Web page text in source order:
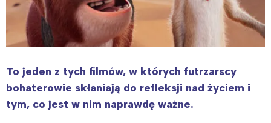
To jeden z tych filmów, w których futrzarscy
bohaterowie skłaniają do refleksji nad życiem i
tym, co jest w nim naprawdę ważne.